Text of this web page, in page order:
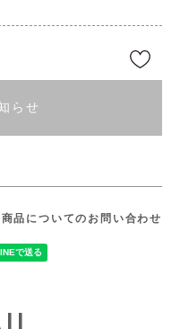
らせ
商品についてのお問い合わせ